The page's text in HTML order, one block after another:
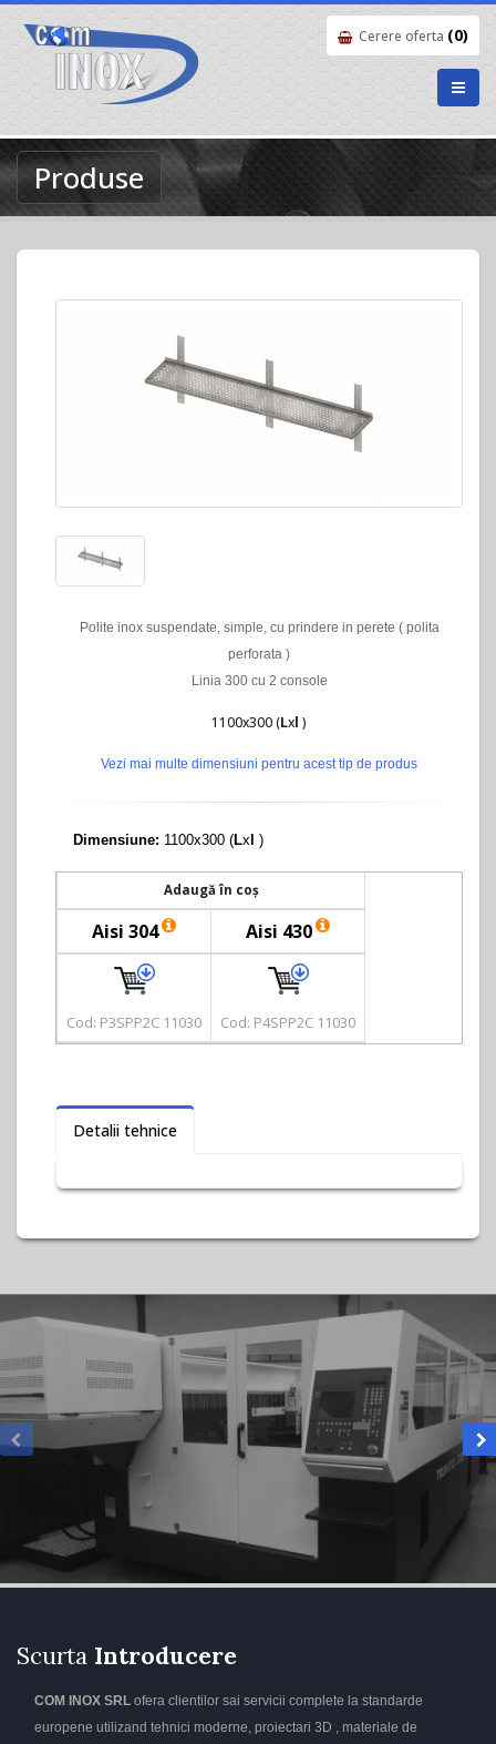
Cerere oferta (0)
Produse
Polite inox suspendate, simple, cu prindere in perete ( polita
perforata )
Linia 300 cu 2 console
1100x300 (Lxl )
Vezi mai multe dimensiuni pentru acest tip de produs
Dimensiune: 1100x300 (Lxl )
Adaugă în coș
Aisi 304 Aisi 430
Cod: P3SPP2C 11030 Cod: P4SPP2C 11030
Detalii tehnice
Scurta Introducere
COM INOX SRL ofera clientilor sai servicii complete la standarde
europene utilizand tehnici moderne, proiectari 3D , materiale de